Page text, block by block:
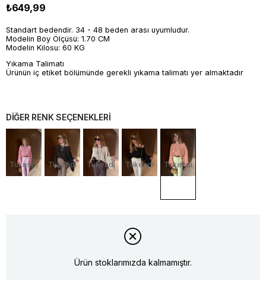
₺649,99
Standart bedendir. 34 - 48 beden arası uyumludur.
Modelin Boy Ölçüsü: 1.70 CM
Modelin Kilosu: 60 KG
Yıkama Talimatı
Ürünün iç etiket bölümünde gerekli yıkama talimatı yer almaktadır
DİĞER RENK SEÇENEKLERİ
Tükendi Tükendi Tükendi Tükendi Tükendi
Ürün stoklarımızda kalmamıştır.